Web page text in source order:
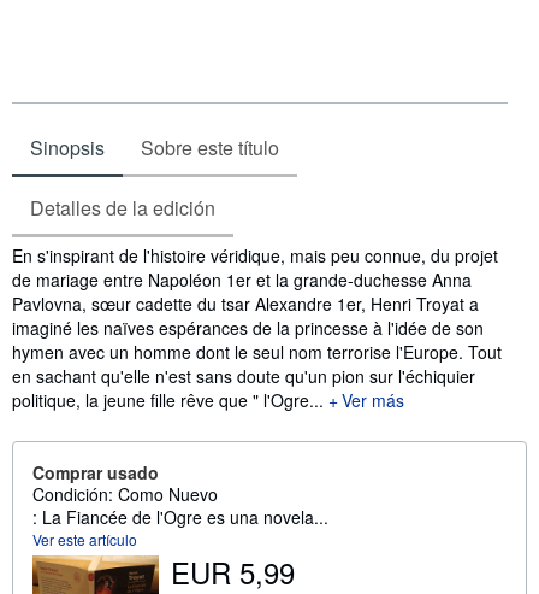
Sinopsis Sobre este título
Detalles de la edición
Sinopsis
En s'inspirant de l'histoire véridique, mais peu connue, du projet
de mariage entre Napoléon 1er et la grande-duchesse Anna
Pavlovna, sœur cadette du tsar Alexandre 1er, Henri Troyat a
imaginé les naïves espérances de la princesse à l'idée de son
hymen avec un homme dont le seul nom terrorise l'Europe. Tout
en sachant qu'elle n'est sans doute qu'un pion sur l'échiquier
politique, la jeune fille rêve que " l'Ogre...
Ver más
Comprar usado
Condición: Como Nuevo
: La Fiancée de l'Ogre es una novela...
Ver este artículo
EUR 5,99